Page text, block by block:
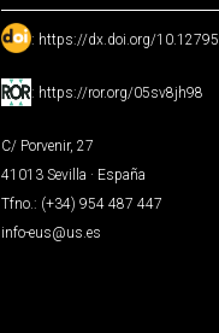
: https://dx.doi.org/10.12795
: https://ror.org/05sv8jh98
C/ Porvenir, 27
41013 Sevilla · España
Tfno.: (+34) 954 487 447
info-eus@us.es